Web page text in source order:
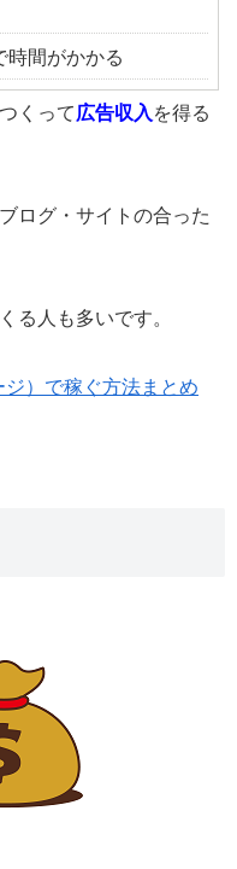
時間がかかる
くって広告収入 を得る
ログ・サイトの合った
る人も多いです。
）で稼ぐ方法まとめ